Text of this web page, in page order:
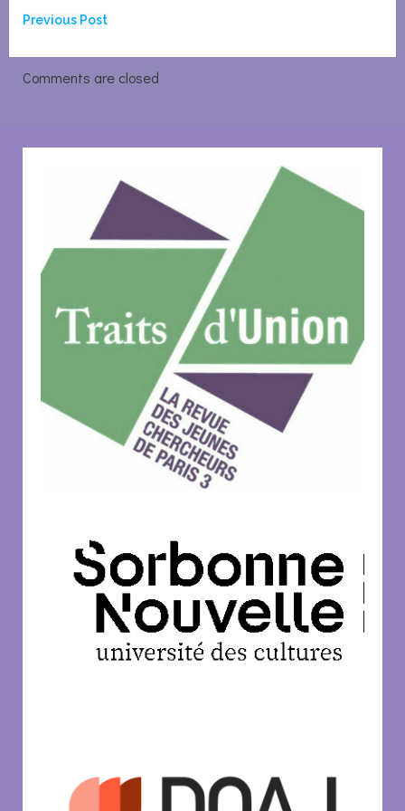
Navigation
de
Previous Post
Comments are closed